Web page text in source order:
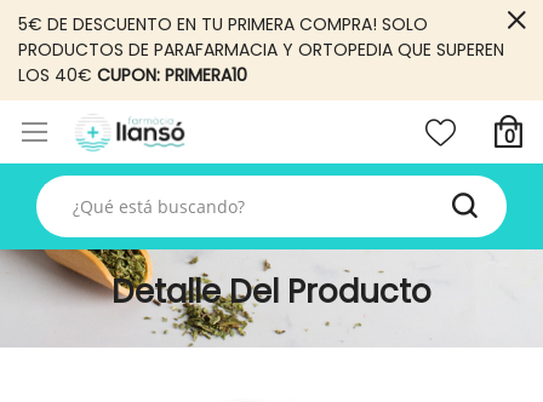
5€ DE DESCUENTO EN TU PRIMERA COMPRA! SOLO
PRODUCTOS DE PARAFARMACIA Y ORTOPEDIA QUE SUPEREN
LOS 40€ CUPON: PRIMERA10
Detalle Del Producto